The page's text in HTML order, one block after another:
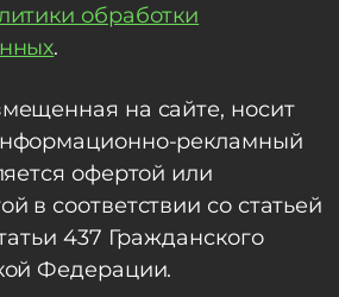
обработки
.
на сайте, носит
рекламный
офертой или
в соответствии со статьей
437 Гражданского
Федерации.